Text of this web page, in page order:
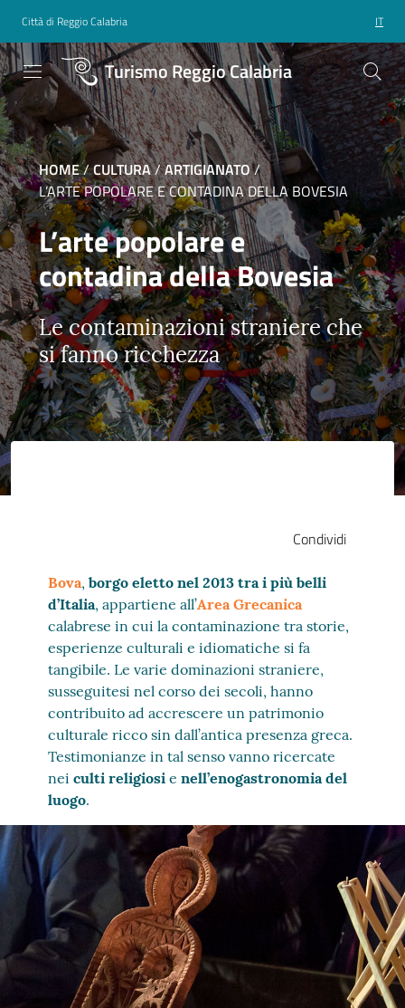
Città di Reggio Calabria IT
Turismo Reggio Calabria
HOME/CULTURA/ARTIGIANATO/
L’ARTE POPOLARE E CONTADINA DELLA BOVESIA
L’arte popolare e
contadina della Bovesia
Le contaminazioni straniere che
si fanno ricchezza
Condividi
Bova,borgo eletto nel 2013 tra i più belli
d’Italia, appartiene all’Area Grecanica
calabrese in cui la contaminazione tra storie,
esperienze culturali e idiomatiche si fa
tangibile. Le varie dominazioni straniere,
susseguitesi nel corso dei secoli, hanno
contribuito ad accrescere un patrimonio
culturale ricco sin dall’antica presenza greca.
Testimonianze in tal senso vanno ricercate
neiculti religiosi enell’enogastronomia del
luogo.